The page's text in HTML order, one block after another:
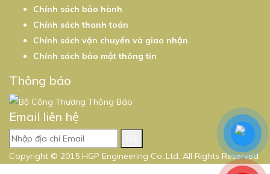
Chính sách bảo hành
Chính sách thanh toán
Chính sách vận chuyển và giao nhận
Chính sách bảo mật thông tin
Thông báo
Email liên hệ
Copyright © 2015 HGP Engineering Co.,Ltd. All Rights Reserved